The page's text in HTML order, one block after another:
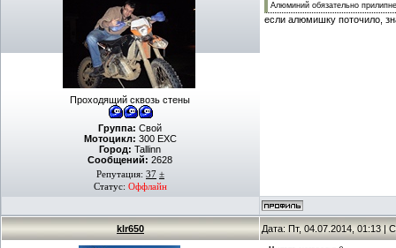
Проходящий сквозь стены
Группа: Свой
Мотоцикл: 300 EXC
Город: Tallinn
Сообщений: 2628
Репутация: 37 ±
Статус: Оффлайн
Алюминий обязательно
если алюмишку поточило,
klr650 Дата: Пт, 04.07.2014, 01:13 |